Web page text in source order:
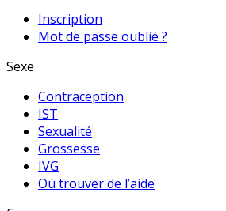
Inscription
Mot de passe oublié ?
Sexe
Contraception
IST
Sexualité
Grossesse
IVG
Où trouver de l’aide